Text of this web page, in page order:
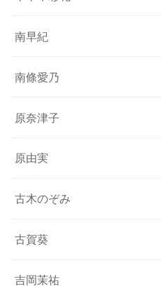
南早紀
南條愛乃
原奈津子
原由実
古木のぞみ
古賀葵
吉岡茉祐